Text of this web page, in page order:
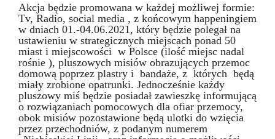
Akcja będzie promowana w każdej możliwej formie:
Tv, Radio, social media , z końcowym happeningiem
w dniach 01.-04.06.2021, który będzie polegał na
ustawieniu w strategicznych miejscach ponad 50
miast i miejscowości w Polsce (ilość miejsc nadal
rośnie ), pluszowych misiów obrazujących przemoc
domową poprzez plastry i bandaże, z których będą
miały zrobione opatrunki. Jednocześnie każdy
pluszowy miś będzie posiadał zawieszkę informującą
o rozwiązaniach pomocowych dla ofiar przemocy,
obok misiów pozostawione będą ulotki do wzięcia
przez przechodniów, z podanym numerem